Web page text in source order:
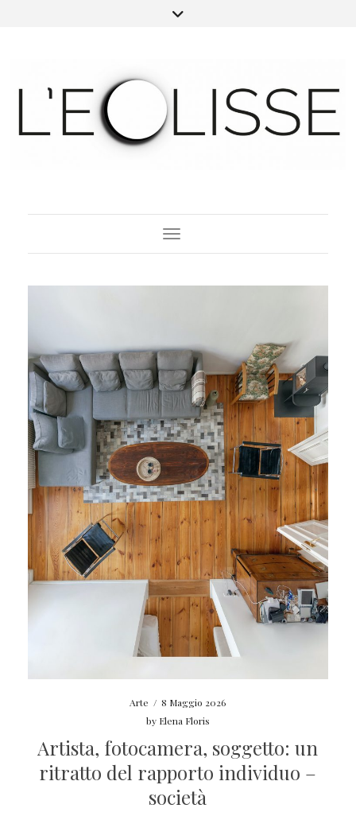
Toggle Navigation
Arte / 8 Maggio 2026
by Elena Floris
Artista, fotocamera, soggetto: un
ritratto del rapporto individuo –
società